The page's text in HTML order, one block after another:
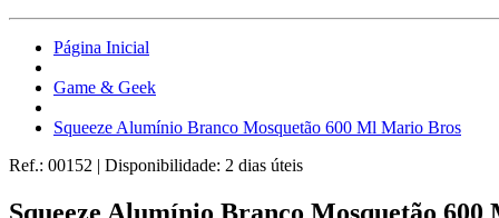
Página Inicial
Game & Geek
Squeeze Alumínio Branco Mosquetão 600 Ml Mario Bros
Ref.: 00152 | Disponibilidade: 2 dias úteis